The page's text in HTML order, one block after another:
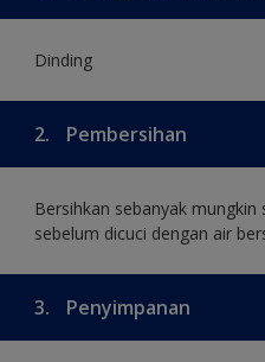
Dinding
2. Pembersihan
Bersihkan sebanyak
sebelum dicuci dengan air
3. Penyimpanan